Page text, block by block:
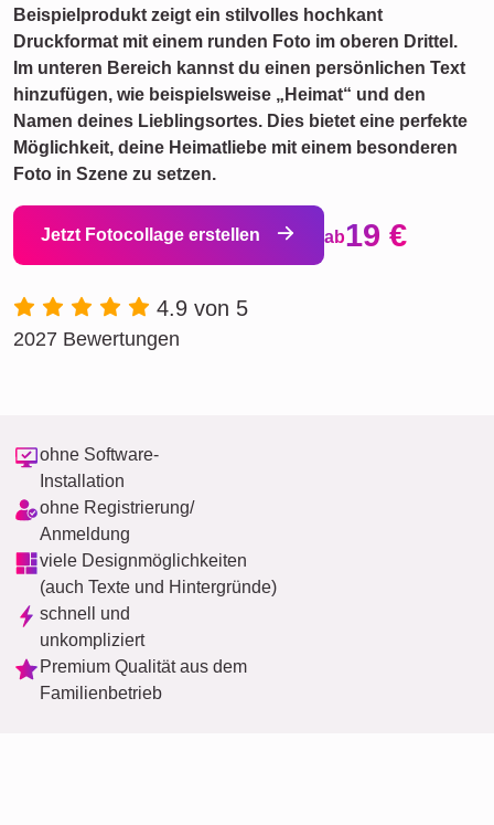
Beispielprodukt zeigt ein stilvolles hochkant
Druckformat mit einem runden Foto im oberen Drittel.
Im unteren Bereich kannst du einen persönlichen Text
hinzufügen, wie beispielsweise „Heimat“ und den
Namen deines Lieblingsortes. Dies bietet eine perfekte
Möglichkeit, deine Heimatliebe mit einem besonderen
Foto in Szene zu setzen.
Jetzt Fotocollage erstellen ab19 €
4.9 von 5
2027 Bewertungen
ohne Software-
Installation
ohne Registrierung/
Anmeldung
viele Designmöglichkeiten
(auch Texte und Hintergründe)
schnell und
unkompliziert
Premium Qualität aus dem
Familienbetrieb